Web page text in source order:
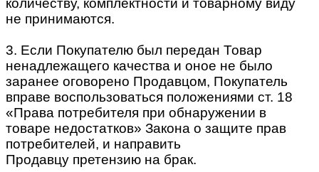
количеству, комплектности и товарному виду
не принимаются.
3. Если Покупателю был передан Товар
ненадлежащего качества и оное не было
заранее оговорено Продавцом, Покупатель
вправе воспользоваться положениями ст. 18
«Права потребителя при обнаружении в
товаре недостатков» Закона о защите прав
потребителей, и направить
Продавцу претензию на брак.